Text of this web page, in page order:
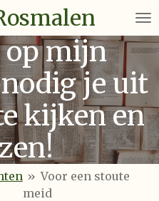
op mijn
je uit
kijken en
» Voor een stoute
meid